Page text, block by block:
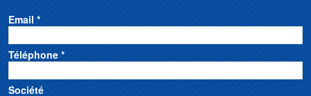
Email *
Téléphone *
Société